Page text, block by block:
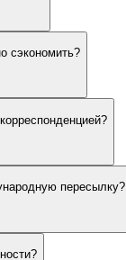
сэкономить?
пересылку?